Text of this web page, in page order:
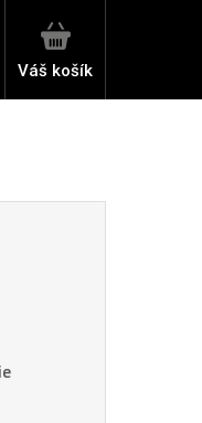
Váš košík